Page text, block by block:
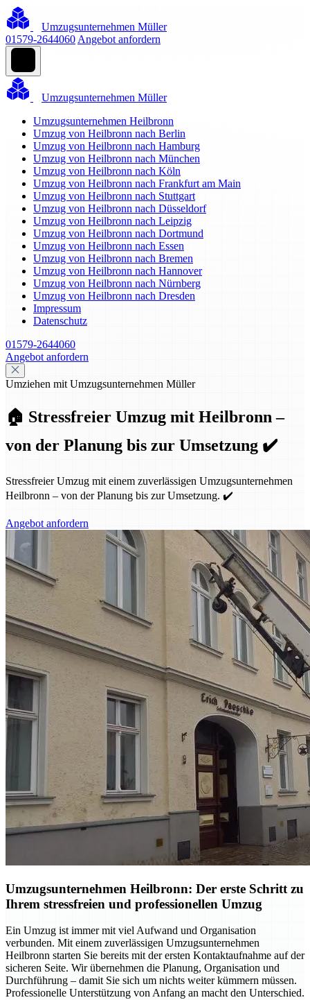
Umzugsunternehmen Müller
01579-2644060 Angebot anfordern
Umzugsunternehmen Müller
Umzugsunternehmen Heilbronn
Umzug von Heilbronn nach Berlin
Umzug von Heilbronn nach Hamburg
Umzug von Heilbronn nach München
Umzug von Heilbronn nach Köln
Umzug von Heilbronn nach Frankfurt am Main
Umzug von Heilbronn nach Stuttgart
Umzug von Heilbronn nach Düsseldorf
Umzug von Heilbronn nach Leipzig
Umzug von Heilbronn nach Dortmund
Umzug von Heilbronn nach Essen
Umzug von Heilbronn nach Bremen
Umzug von Heilbronn nach Hannover
Umzug von Heilbronn nach Nürnberg
Umzug von Heilbronn nach Dresden
Impressum
Datenschutz
01579-2644060
Angebot anfordern
Umziehen mit Umzugsunternehmen Müller
🏠 Stressfreier Umzug mit Heilbronn –
von der Planung bis zur Umsetzung ✔️
Stressfreier Umzug mit einem zuverlässigen Umzugsunternehmen
Heilbronn – von der Planung bis zur Umsetzung. ✔️
Angebot anfordern
Umzugsunternehmen Heilbronn: Der erste Schritt zu
Ihrem stressfreien und professionellen Umzug
Ein Umzug ist immer mit viel Aufwand und Organisation
verbunden. Mit einem zuverlässigen Umzugsunternehmen
Heilbronn starten Sie bereits mit der ersten Kontaktaufnahme auf der
sicheren Seite. Wir übernehmen die Planung, Organisation und
Durchführung – damit Sie sich um nichts weiter kümmern müssen.
Professionelle Unterstützung von Anfang an macht den Unterschied.